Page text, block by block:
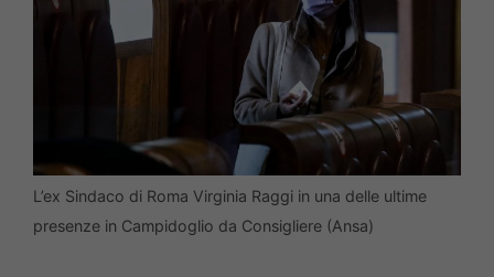
L’ex Sindaco di Roma Virginia Raggi in una delle ultime
presenze in Campidoglio da Consigliere (Ansa)